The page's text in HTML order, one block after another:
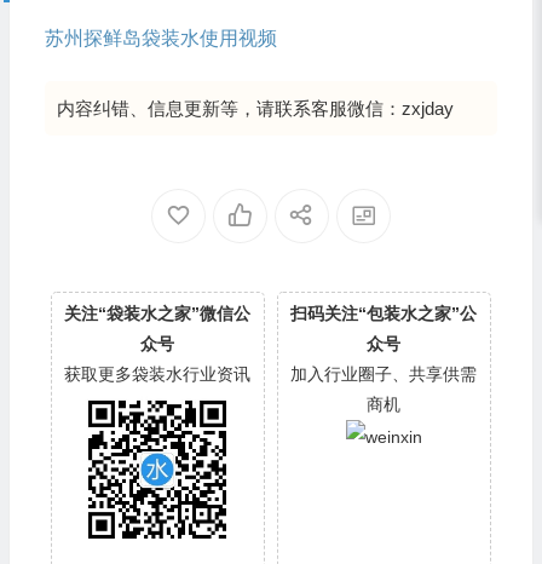
苏州探鲜岛袋装水使用视频
内容纠错、信息更新等，请联系客服微信：zxjday
关注“袋装水之家”微信公
众号
获取更多袋装水行业资讯
扫码关注“包装水之家”公
众号
加入行业圈子、共享供需
商机